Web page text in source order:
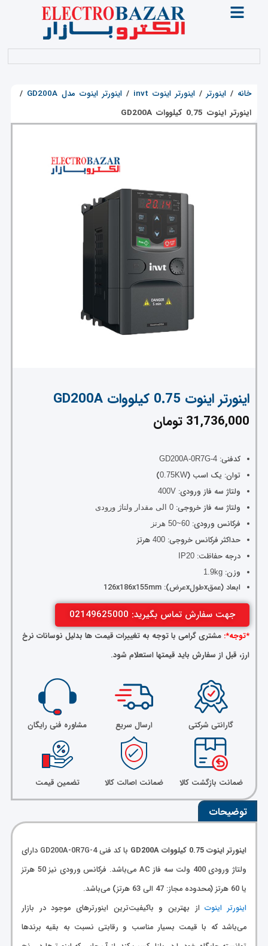
خانه / اینورتر / اینورتر اینوت invt / اینورتر اینوت مدل GD200A
/
اینورتر اینوت 0.75 کیلووات GD200A
اینورتر اینوت 0.75 کیلووات GD200A
31,736,000 تومان
کدفنی:
توان: یک اسب (0.75KW
)
ولتاژ سه فاز ورودی: 400V
ولتاژ سه فاز خروجی:
فرکانس ورودی: 60~50 هرتز
حداکثر فرکانس خروجی: 400 هرتز
درجه حفاظت: IP20
وزن:
ابعاد (عمقxطولxعرض): 126x186x155mm
جهت سفارش تماس بگیرید: 02149625000
*توجه*: مشتری گرامی با توجه به تغییرات قیمت ها بدلیل نوسانات نرخ
ارز، قبل از سفارش باید قیمتها استعلام شود.
گارانتی شرکتی ارسال سریع مشاوره فنی رایگان
ضمانت بازگشت کالا ضمانت اصالت کالا تضمین قیمت
توضیحات
اینورتر اینوت 0.75 کیلووات GD200A
با کد فنی GD200A-0R7G-4 دارای
ولتاژ ورودی 400 ولت سه فاز AC می‌باشد. فرکانس ورودی نیز 50 هرتز
یا 60 هرتز (محدوده مجاز: 47 الی 63 هرتز) می‌باشد.
اینورتر اینوتاز بهترین و باکیفیت‌ترین اینورترهای موجود در بازار
می‌باشد که با قیمت بسیار مناسب و رقابتی نسبت به بقیه برندها